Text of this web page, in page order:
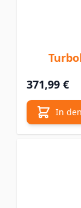
371,99 €
In